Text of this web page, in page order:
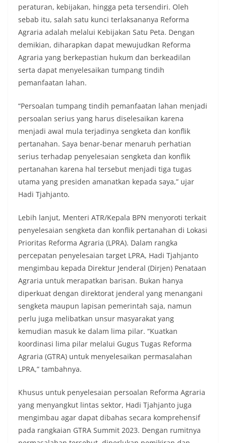
peraturan, kebijakan, hingga peta tersendiri. Oleh
sebab itu, salah satu kunci terlaksananya Reforma
Agraria adalah melalui Kebijakan Satu Peta. Dengan
demikian, diharapkan dapat mewujudkan Reforma
Agraria yang berkepastian hukum dan berkeadilan
serta dapat menyelesaikan tumpang tindih
pemanfaatan lahan.
“Persoalan tumpang tindih pemanfaatan lahan menjadi
persoalan serius yang harus diselesaikan karena
menjadi awal mula terjadinya sengketa dan konflik
pertanahan. Saya benar-benar menaruh perhatian
serius terhadap penyelesaian sengketa dan konflik
pertanahan karena hal tersebut menjadi tiga tugas
utama yang presiden amanatkan kepada saya,” ujar
Hadi Tjahjanto.
Lebih lanjut, Menteri ATR/Kepala BPN menyoroti terkait
penyelesaian sengketa dan konflik pertanahan di Lokasi
Prioritas Reforma Agraria (LPRA). Dalam rangka
percepatan penyelesaian target LPRA, Hadi Tjahjanto
mengimbau kepada Direktur Jenderal (Dirjen) Penataan
Agraria untuk merapatkan barisan. Bukan hanya
diperkuat dengan direktorat jenderal yang menangani
sengketa maupun lapisan pemerintah saja, namun
perlu juga melibatkan unsur masyarakat yang
kemudian masuk ke dalam lima pilar. “Kuatkan
koordinasi lima pilar melalui Gugus Tugas Reforma
Agraria (GTRA) untuk menyelesaikan permasalahan
LPRA,” tambahnya.
Khusus untuk penyelesaian persoalan Reforma Agraria
yang menyangkut lintas sektor, Hadi Tjahjanto juga
mengimbau agar dapat dibahas secara komprehensif
pada rangkaian GTRA Summit 2023. Dengan rumitnya